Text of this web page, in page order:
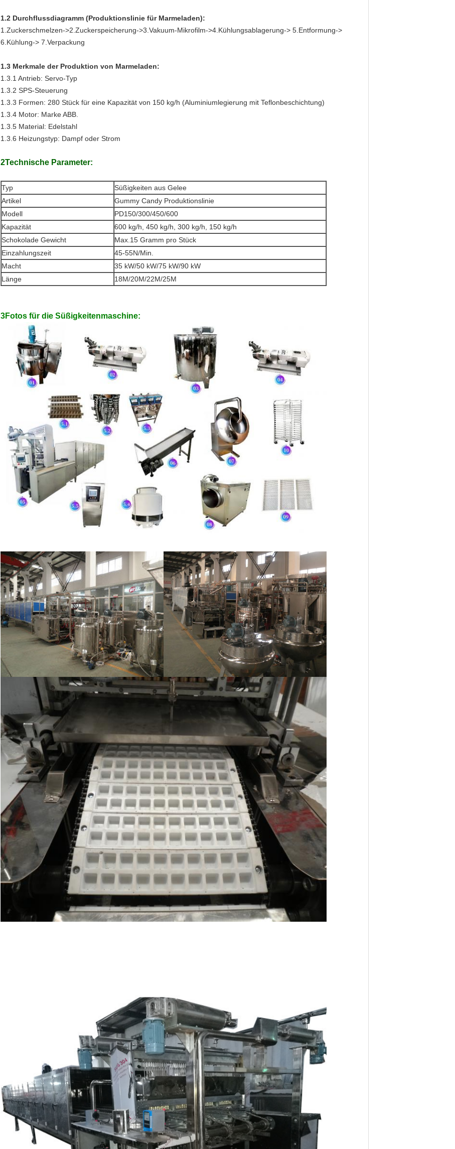
1.2 Durchflussdiagramm (Produktionslinie für Marmeladen):
1.Zuckerschmelzen->2.Zuckerspeicherung->3.Vakuum-Mikrofilm->4.Kühlungsablagerung-> 5.Entformung->
6.Kühlung-> 7.Verpackung
1.3 Merkmale der Produktion von Marmeladen:
1.3.1 Antrieb: Servo-Typ
1.3.2 SPS-Steuerung
1.3.3 Formen: 280 Stück für eine Kapazität von 150 kg/h (Aluminiumlegierung mit Teflonbeschichtung)
1.3.4 Motor: Marke ABB.
1.3.5 Material: Edelstahl
1.3.6 Heizungstyp: Dampf oder Strom
2Technische Parameter:
Typ
Süßigkeiten aus Gelee
Artikel
Gummy Candy Produktionslinie
Modell
PD150/300/450/600
Kapazität
600 kg/h, 450 kg/h, 300 kg/h, 150 kg/h
Schokolade Gewicht
Max.15 Gramm pro Stück
Einzahlungszeit
45-55N/Min.
Macht
35 kW/50 kW/75 kW/90 kW
Länge
18M/20M/22M/25M
3Fotos für die Süßigkeitenmaschine: